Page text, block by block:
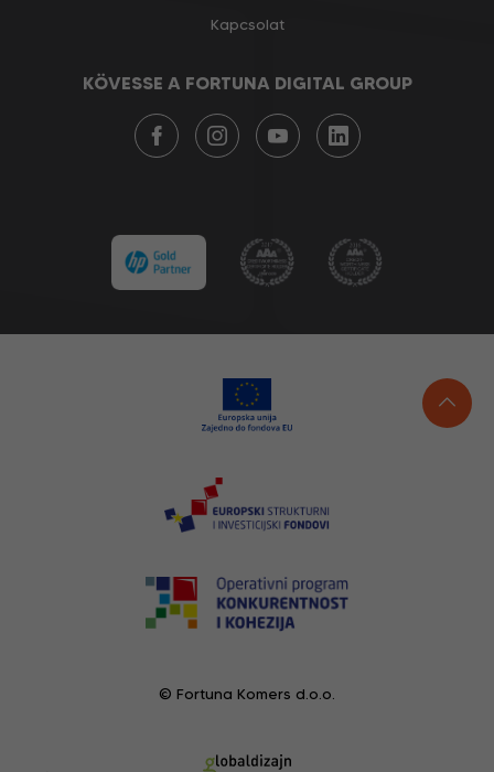
Kapcsolat
KÖVESSE A FORTUNA DIGITAL GROUP
© Fortuna Komers d.o.o.